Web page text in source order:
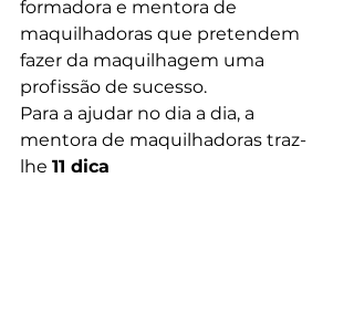
formadora e mentora de
maquilhadoras que pretendem
fazer da maquilhagem uma
profissão de sucesso.
Para a ajudar no dia a dia, a
mentora de maquilhadoras traz-
lhe 11 dica